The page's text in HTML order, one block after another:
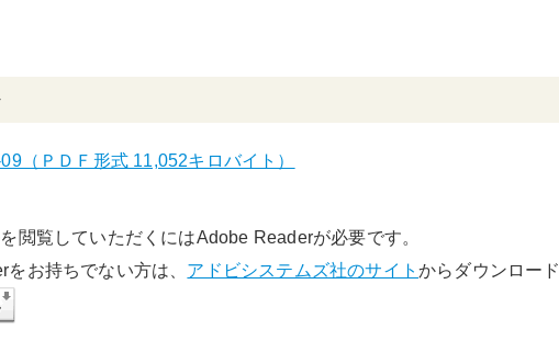
（ＰＤＦ形式 11,052キロバイト）
閲覧していただくにはAdobe Readerが必要です。
お持ちでない方は、 アドビシステムズ社のサイトからダウンロー